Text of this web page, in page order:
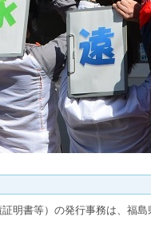
明書等）の発行事務は、福